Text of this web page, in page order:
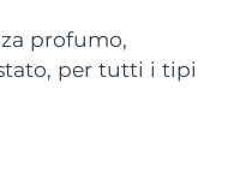
profumo,
per tutti i tipi